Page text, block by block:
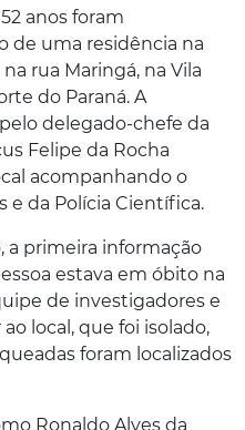
anos foram
de uma residência na
rua Maringá, na Vila
do Paraná. A
delegado-chefe da
Felipe da Rocha
acompanhando o
e da Polícia Científica.
a primeira informação
estava em óbito na
de investigadores e
local, que foi isolado,
foram localizados
Ronaldo Alves da